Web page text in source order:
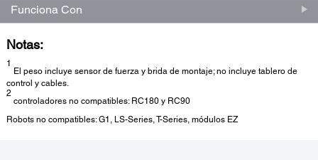
Funciona Con
Notas:
1
El peso incluye sensor de fuerza y brida de montaje; no incluye tablero de
control y cables.
2
controladores no compatibles: RC180 y RC90
Robots no compatibles: G1, LS-Series, T-Series, módulos EZ